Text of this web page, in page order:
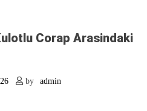
Corap Arasindaki
by admin